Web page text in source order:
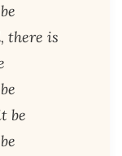
there is
be